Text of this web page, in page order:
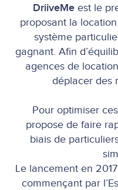
DriiveMe est le
proposant la
système
gagnant. Afin
agences de
déplacer des
Pour optimiser
propose de faire
biais de
Le lancement en
commençant par